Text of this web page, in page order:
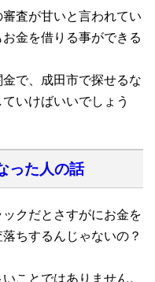
査が甘いと言われてい
金を借りる事ができる
で、成田市で探せるな
いけばいいでしょう
った人の話
クだとさすがにお金を
ちするんじゃないの？
ことではありません。